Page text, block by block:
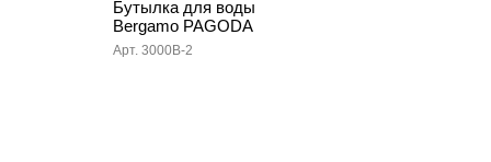
Бутылка для воды
Bergamo PAGODA
Арт. 3000B-2